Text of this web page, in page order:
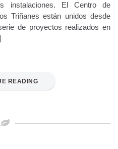
instalaciones. El Centro de
Triñanes están unidos desde
de proyectos realizados en
READING